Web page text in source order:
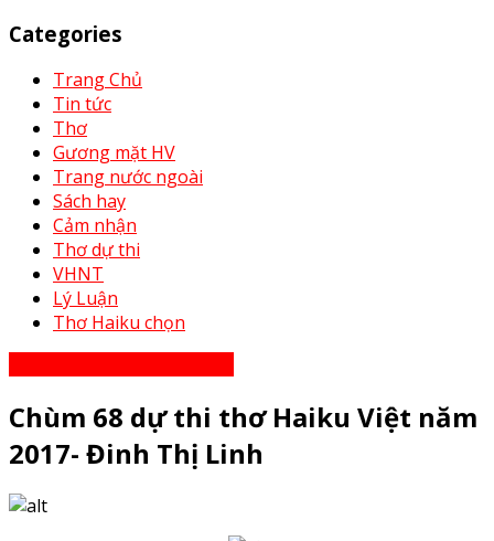
Categories
Trang Chủ
Tin tức
Thơ
Gương mặt HV
Trang nước ngoài
Sách hay
Cảm nhận
Thơ dự thi
VHNT
Lý Luận
Thơ Haiku chọn
Chùm 68 dự thi thơ Haiku Việt năm
2017- Đinh Thị Linh